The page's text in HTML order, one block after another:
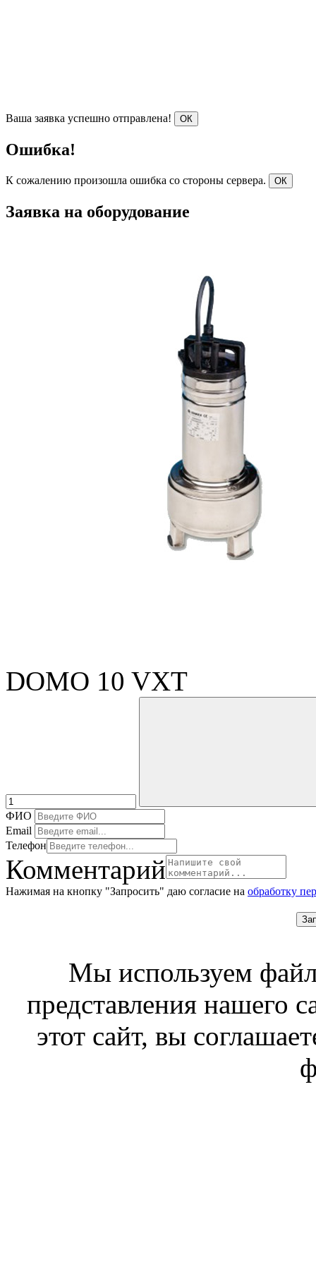
Ваша заявка успешно отправлена! ОК
Ошибка!
К сожалению произошла ошибка со стороны сервера. ОК
Заявка на оборудование
DOMO 10 VXT
ФИО
Email
Телефон
Комментарий
Нажимая на кнопку "Запросить" даю согласие на обработку
Мы используем
представления нашего
этот сайт, вы